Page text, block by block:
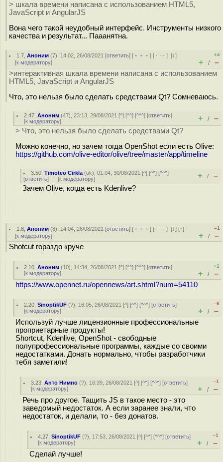
> шкала времени написана с использованием HTML5,
JavaScript и AngularJS
Вона чего такой неудобный интерфейс. Инструменты низкого
качества и результат... Пааанятна.
1.7 ,Аноним (7), 14:02, 26/08/2021 [ответить] [ ﹢﹢﹢] [ · · ·][↓]
[к модератору]
+4
+ / –
>интерактивная шкала времени написана с использованием
HTML5, JavaScript и AngularJS
Что, это нельзя было сделать средствами Qt? Сомневаюсь.
2.47 ,Аноним (47), 23:13, 29/08/2021 [^] [^^] [^^^] [ответить]
[к модератору] + / –
> Что, это нельзя было сделать средствами Qt?
Можно конечно, но зачем тогда OpenShot если есть Olive:
https://github.com/olive-editor/olive/tree/master/app/timeline
3.50 ,Timoteo Cirkla (ok), 01:04, 30/08/2021 [^] [^^] [^^^]
[ответить] [к модератору] + / –
Зачем Olive, когда есть Kdenlive?
1.8 ,Аноним (8), 14:04, 26/08/2021 [ответить] [ ﹢﹢﹢] [ · · ·][↓] [↑]
[к модератору]
–1
+ / –
Shotcut гораздо круче
2.10 ,Аноним (10), 14:34, 26/08/2021 [^] [^^] [^^^] [ответить]
[к модератору]
+1
+ / –
https://www.opennet.ru/opennews/art.shtml?num=54110
2.20 ,SinoptikUF (?), 16:05, 26/08/2021 [^] [^^] [^^^] [ответить]
[к модератору]
–6
+ / –
Используй лучше лицензионные профессиональные
проприетарные продукты!
Shortcut, Kdenlive, OpenShot - свободные
полупрофессиональные программы, каждые со своими
недостатками. Донать нормально, чтобы разработчики
тебя заметили!
3.23 ,Анто Нимно (?), 16:39, 26/08/2021 [^] [^^] [^^^] [ответить]
[к модератору]
–1
+ / –
Речь про другое. Тащить JS в такое место - это
заведомый недостаток. А если заранее знали, что
недостаток, и делали, то - без донатов.
4.27 ,SinoptikUF (?), 17:53, 26/08/2021 [^] [^^] [^^^] [ответить]
[к модератору]
–1
+ / –
Сделай лучше!